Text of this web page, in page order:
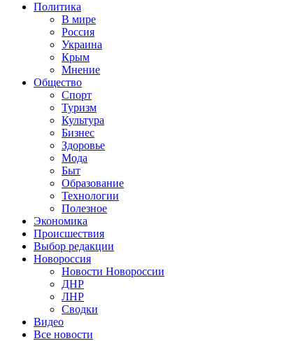
Политика
В мире
Россия
Украина
Крым
Мнение
Общество
Спорт
Туризм
Культура
Бизнес
Здоровье
Мода
Быт
Образование
Технологии
Полезное
Экономика
Происшествия
Выбор редакции
Новороссия
Новости Новороссии
ДНР
ЛНР
Сводки
Видео
Все новости